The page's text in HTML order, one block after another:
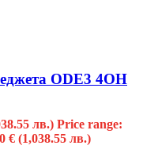
ODE3 4OH
лв.) Price range:
€ (1,038.55 лв.)